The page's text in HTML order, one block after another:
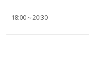
18:00～20:30